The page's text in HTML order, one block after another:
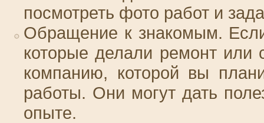
посмотреть фото работ и
Обращение к знакомым.
которые делали ремонт или
компанию, которой вы
работы. Они могут дать
опыте.